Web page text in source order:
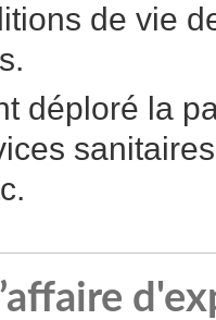
de vie
déploré la